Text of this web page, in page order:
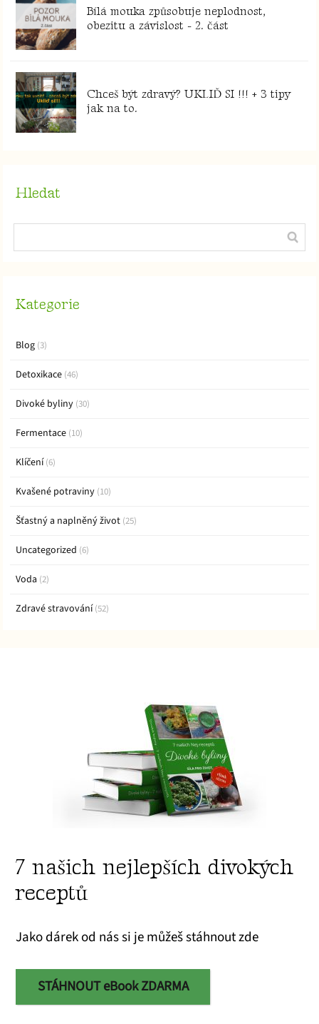
Bílá mouka způsobuje neplodnost,
obezitu a závislost - 2. část
Chceš být zdravý? UKLIĎ SI !!! + 3 tipy
jak na to.
Hledat
Kategorie
Blog (3)
Detoxikace (46)
Divoké byliny (30)
Fermentace (10)
Klíčení(6)
Kvašené potraviny (10)
Šťastný a naplněný život (25)
Uncategorized (6)
Voda (2)
Zdravé stravování(52)
7 našich nejlepších divokých
receptů
Jako dárek od nás si je můžeš stáhnout zde
STÁHNOUT eBook ZDARMA